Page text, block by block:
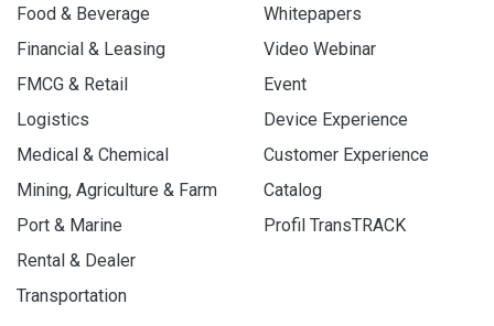
Food & Beverage
Financial & Leasing
FMCG & Retail
Logistics
Medical & Chemical
Mining, Agriculture & Farm
Port & Marine
Rental & Dealer
Transportation
Whitepapers
Video Webinar
Event
Device Experience
Customer Experience
Catalog
Profil TransTRACK